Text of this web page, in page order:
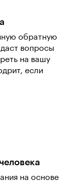
обратную
вопросы
на вашу
если
на основе